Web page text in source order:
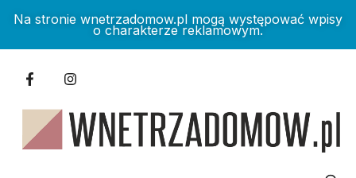
Na stronie wnetrzadomow.pl mogą występować wpisy
o charakterze reklamowym.